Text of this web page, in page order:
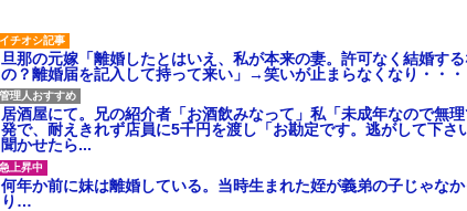
旦那の元嫁「離婚したとはいえ、私が本来の妻。許可なく結婚す
の？離婚届を記入して持って来い」→笑いが止まらなくなり・・・
居酒屋にて。兄の紹介者「お酒飲みなって」私「未成年なので無
発で、耐えきれず店員に5千円を渡し「お勘定です。逃がして下さ
聞かせたら...
何年か前に妹は離婚している。当時生まれた姪が義弟の子じゃな
り…